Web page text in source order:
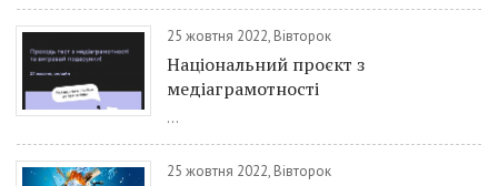
25 жовтня 2022, Вівторок
Національний проєкт з
медіаграмотності
...
25 жовтня 2022, Вівторок